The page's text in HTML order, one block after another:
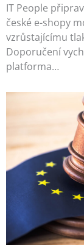
IT People
české e-shopy
vzrůstajícímu
Doporučení
platforma…